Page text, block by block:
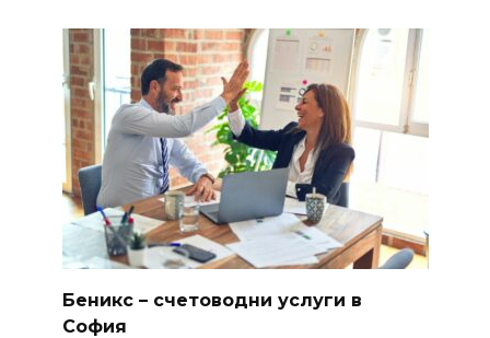
Беникс – счетоводни услуги в
София